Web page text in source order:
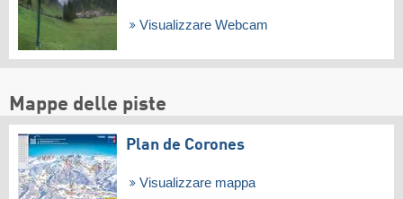
Visualizzare Webcam
Mappe delle piste
Plan de Corones
Visualizzare mappa